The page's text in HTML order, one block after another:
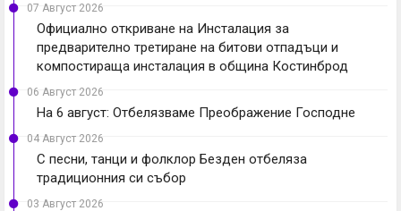
07 Август 2026
Официално откриване на Инсталация за
предварително третиране на битови отпадъци и
компостираща инсталация в община Костинброд
06 Август 2026
На 6 август: Отбелязваме Преображение Господне
04 Август 2026
С песни, танци и фолклор Безден отбеляза
традиционния си събор
03 Август 2026